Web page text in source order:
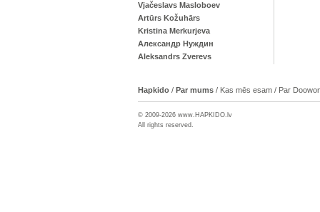
Vjačeslavs Masloboev
Artūrs Kožuhārs
Kristina Merkurjeva
Александр Нуждин
Aleksandrs Zverevs
Hapkido / Par mums / Kas mēs esam / Par
© 2009-2026 www. HAPKIDO.lv
All rights reserved.